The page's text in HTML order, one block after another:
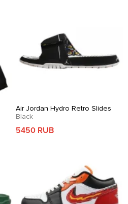
Air Jordan Hydro Retro Slides
Black
5450 RUB